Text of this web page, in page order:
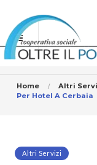
Home Altri
Per Hotel A Cerbaia
Altri Servizi